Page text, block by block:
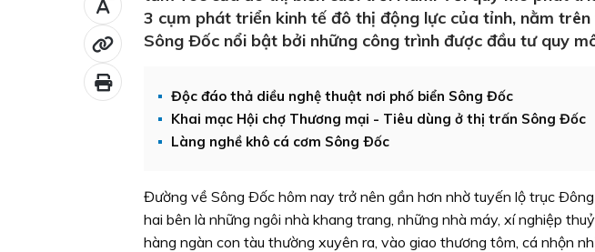
3 cụm phát triển kinh tế đô thị động lực của tỉnh, nằm
Sông Ðốc nổi bật bởi những công trình được đầu tư quy
Độc đáo thả diều nghệ thuật nơi phố biển Sông Đốc
Khai mạc Hội chợ Thương mại - Tiêu dùng ở thị trấn Sông Đốc
Làng nghề khô cá cơm Sông Ðốc
Đường về Sông Ðốc hôm nay trở nên gần hơn nhờ tuyến lộ trục
hai bên là những ngôi nhà khang trang, những nhà máy, xí nghiệp
hàng ngàn con tàu thường xuyên ra, vào giao thương tôm, cá nhộn